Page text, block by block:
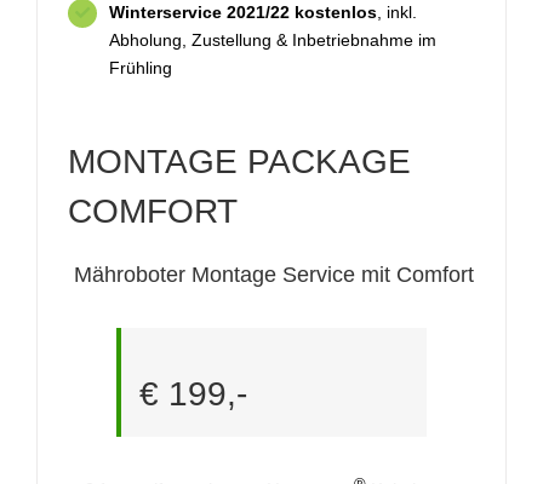
Winterservice 2021/22 kostenlos, inkl.
Abholung, Zustellung & Inbetriebnahme im
Frühling
MONTAGE PACKAGE
COMFORT
Mähroboter Montage Service mit Comfort
€ 199,-